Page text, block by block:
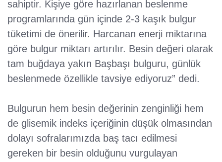
sahiptir. Kişiye göre hazırlanan beslenme
programlarında gün içinde 2-3 kaşık bulgur
tüketimi de önerilir. Harcanan enerji miktarına
göre bulgur miktarı artırılır. Besin değeri olarak
tam buğdaya yakın Başbaşı bulguru, günlük
beslenmede özellikle tavsiye ediyoruz” dedi.
Bulgurun hem besin değerinin zenginliği hem
de glisemik indeks içeriğinin düşük olmasından
dolayı sofralarımızda baş tacı edilmesi
gereken bir besin olduğunu vurgulayan